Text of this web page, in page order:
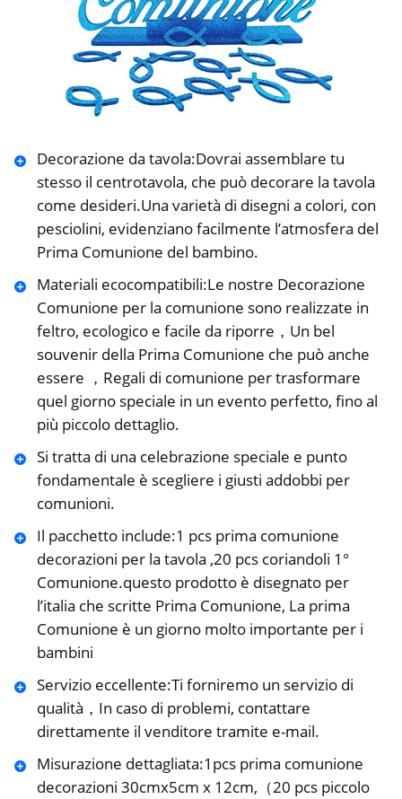
Decorazione da tavola:Dovrai assemblare tu
stesso il centrotavola, che può decorare la tavola
come desideri.Una varietà di disegni a colori, con
pesciolini, evidenziano facilmente l’atmosfera del
Prima Comunione del bambino.
Materiali ecocompatibili:Le nostre Decorazione
Comunione per la comunione sono realizzate in
feltro, ecologico e facile da riporre，Un bel
souvenir della Prima Comunione che può anche
essere ，Regali di comunione per trasformare
quel giorno speciale in un evento perfetto, fino al
più piccolo dettaglio.
Si tratta di una celebrazione speciale e punto
fondamentale è scegliere i giusti addobbi per
comunioni.
Il pacchetto include:1 pcs prima comunione
decorazioni per la tavola ,20 pcs coriandoli 1°
Comunione.questo prodotto è disegnato per
l’italia che scritte Prima Comunione, La prima
Comunione è un giorno molto importante per i
bambini
Servizio eccellente:Ti forniremo un servizio di
qualità，In caso di problemi, contattare
direttamente il venditore tramite e-mail.
Misurazione dettagliata:1pcs prima comunione
decorazioni 30cmx5cm x 12cm,（20 pcs piccolo